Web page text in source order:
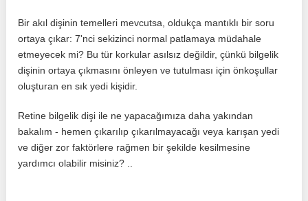
Bir akıl dişinin temelleri mevcutsa, oldukça mantıklı bir soru
ortaya çıkar: 7'nci sekizinci normal patlamaya müdahale
etmeyecek mi? Bu tür korkular asılsız değildir, çünkü bilgelik
dişinin ortaya çıkmasını önleyen ve tutulması için önkoşullar
oluşturan en sık yedi kişidir.
Retine bilgelik dişi ile ne yapacağımıza daha yakından
bakalım - hemen çıkarılıp çıkarılmayacağı veya karışan yedi
ve diğer zor faktörlere rağmen bir şekilde kesilmesine
yardımcı olabilir misiniz? ..